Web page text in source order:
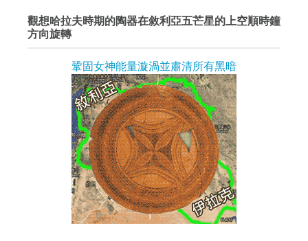
觀想哈拉夫時期的陶器在敘利亞五芒星的上空順時鐘
方向旋轉
鞏固女神能量漩渦並肅清所有黑暗